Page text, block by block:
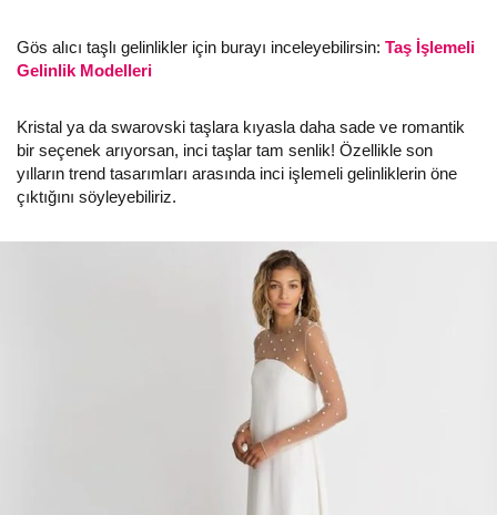
Gös alıcı taşlı gelinlikler için burayı inceleyebilirsin: Taş İşlemeli
Gelinlik Modelleri
Kristal ya da swarovski taşlara kıyasla daha sade ve romantik
bir seçenek arıyorsan, inci taşlar tam senlik! Özellikle son
yılların trend tasarımları arasında inci işlemeli gelinliklerin öne
çıktığını söyleyebiliriz.